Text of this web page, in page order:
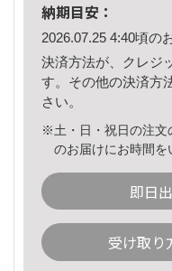
納期目安：
2026.07.25 4:40頃の
決済方法が、クレジ
す。その他の決済方
さい。
※土・日・祝日の注文
のお届けにお時間を
即日
受け取り